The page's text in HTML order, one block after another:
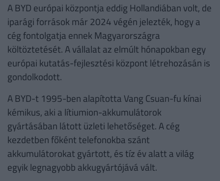
A BYD európai központja eddig Hollandiában volt, de
iparági források már 2024 végén jelezték, hogy a
cég fontolgatja ennek Magyarországra
költöztetését. A vállalat az elmúlt hónapokban egy
európai kutatás-fejlesztési központ létrehozásán is
gondolkodott.
A BYD-t 1995-ben alapította Vang Csuan-fu kínai
kémikus, aki a lítiumion-akkumulátorok
gyártásában látott üzleti lehetőséget. A cég
kezdetben főként telefonokba szánt
akkumulátorokat gyártott, és tíz év alatt a világ
egyik legnagyobb akkugyártójává vált.